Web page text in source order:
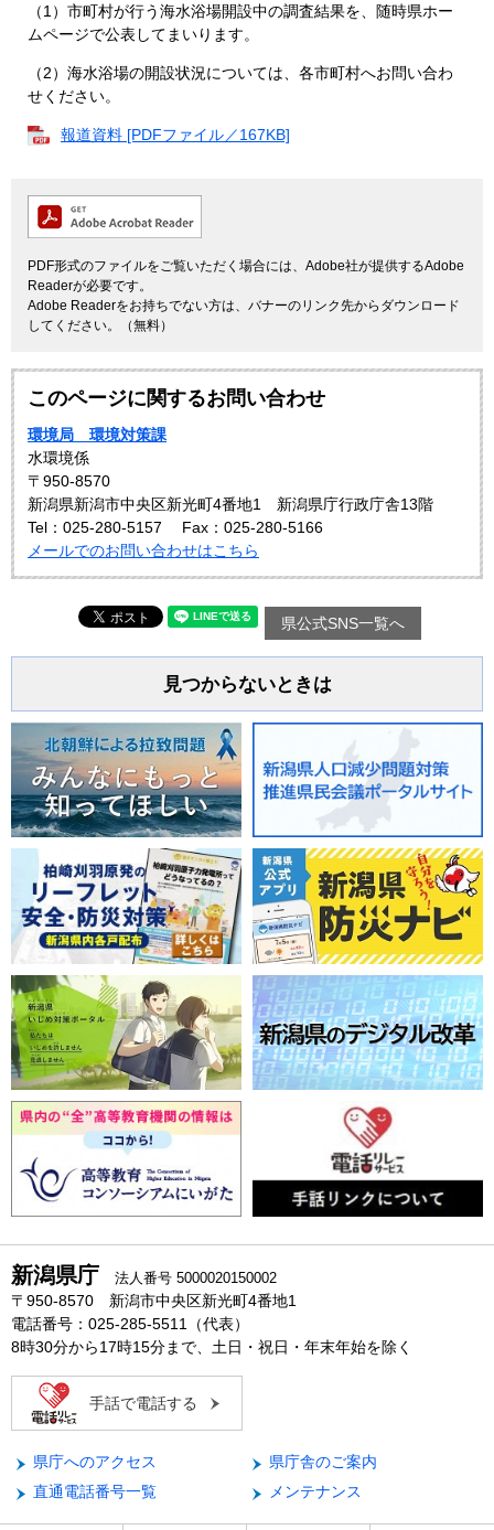
（1）市町村が行う海水浴場開設中の調査結果を、随時県ホー
ムページで公表してまいります。
（2）海水浴場の開設状況については、各市町村へお問い合わ
せください。
報道資料 [PDFファイル／167KB]
PDF形式のファイルをご覧いただく場合には、Adobe社が提供するAdobe
Readerが必要です。
Adobe Readerをお持ちでない方は、バナーのリンク先からダウンロード
してください。（無料）
このページに関するお問い合わせ
環境局 環境対策課
水環境係
〒950-8570
新潟県新潟市中央区新光町4番地1 新潟県庁行政庁舎13階
Tel：025-280-5157
Fax：025-280-5166
メールでのお問い合わせはこちら
県公式SNS一覧へ
見つからないときは
新潟県庁 法人番号 5000020150002
〒950-8570 新潟市中央区新光町4番地1
電話番号：025-285-5511（代表）
8時30分から17時15分まで、土日・祝日・年末年始を除く
手話で電話する
県庁へのアクセス
県庁舎のご案内
直通電話番号一覧
メンテナンス